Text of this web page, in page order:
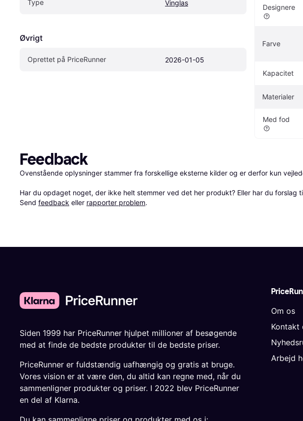
Type Vinglas
Øvrigt
Oprettet på PriceRunner 2026-01-05
Designere
Farve
Kapacitet
Materialer
Med fod
Feedback
Ovenstående oplysninger stammer fra forskellige eksterne kilder og er derfor kun
Har du opdaget noget, der ikke helt stemmer ved det her produkt? Eller har du forslag
Send feedback eller rapporter problem.
Om os
Kontakt
Arbejd
Siden 1999 har PriceRunner hjulpet millioner af besøgende
med at finde de bedste produkter til de bedste priser.
PriceRunner er fuldstændig uafhængig og gratis at bruge.
Vores vision er at være den, du altid kan regne med, når du
sammenligner produkter og priser. I 2022 blev PriceRunner
en del af Klarna.